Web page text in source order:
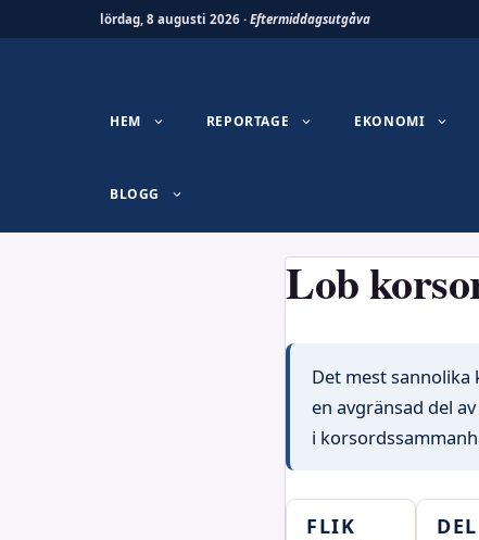
lördag, 8 augusti 2026 · Eftermiddagsutgåva
HEM REPORTAGE EKONOMI
BLOGG
Lob
Det mest sannolika
en avgränsad del
i
FLIK DEL